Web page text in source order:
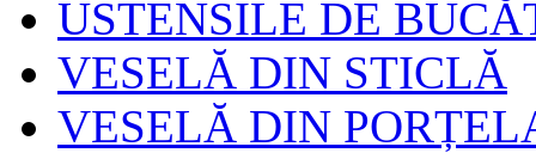
USTENSILE DE
VESELĂ DIN STICLĂ
VESELĂ DIN